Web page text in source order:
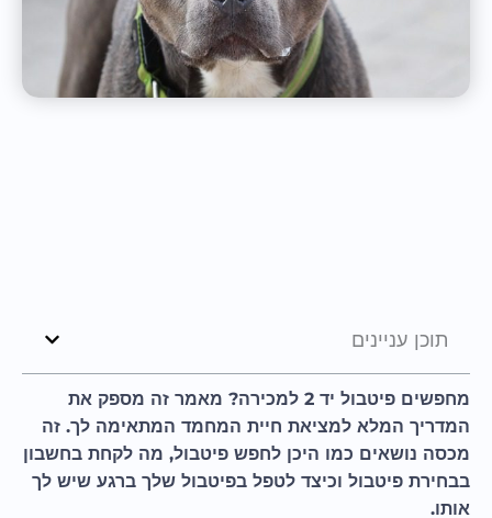
תוכן עניינים
מחפשים פיטבול יד 2 למכירה? מאמר זה מספק את
המדריך המלא למציאת חיית המחמד המתאימה לך. זה
מכסה נושאים כמו היכן לחפש פיטבול, מה לקחת בחשבון
בבחירת פיטבול וכיצד לטפל בפיטבול שלך ברגע שיש לך
אותו.